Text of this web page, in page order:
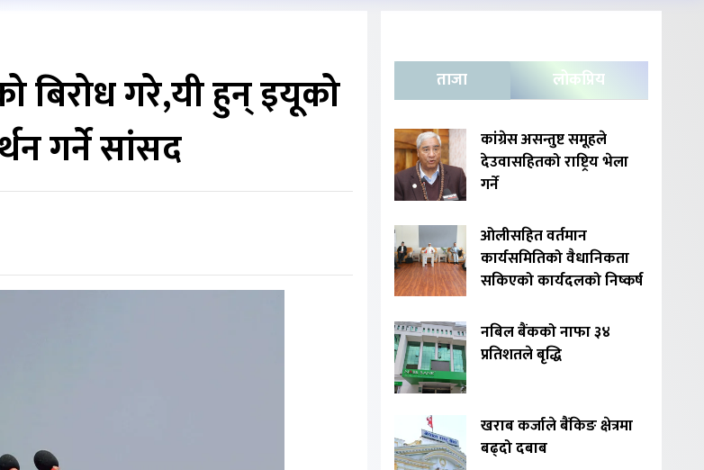
गरे,यी हुन् इयूको
गर्ने सांसद
ताजा लोकप्रिय
कांग्रेस असन्तुष्ट समूहले
देउवासहितको राष्ट्रिय भेला
गर्ने
ओलीसहित वर्तमान
कार्यसमितिको वैधानिकता
सकिएको कार्यदलको निष्कर्ष
नबिल बैंकको नाफा ३४
प्रतिशतले बृद्धि
खराब कर्जाले बैंकिङ क्षेत्रमा
बढ्दो दबाब